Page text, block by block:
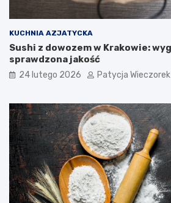
KUCHNIA AZJATYCKA
Sushi z dowozem w Krakowie:
sprawdzona jakość
24 lutego 2026 Patycja Wieczorek